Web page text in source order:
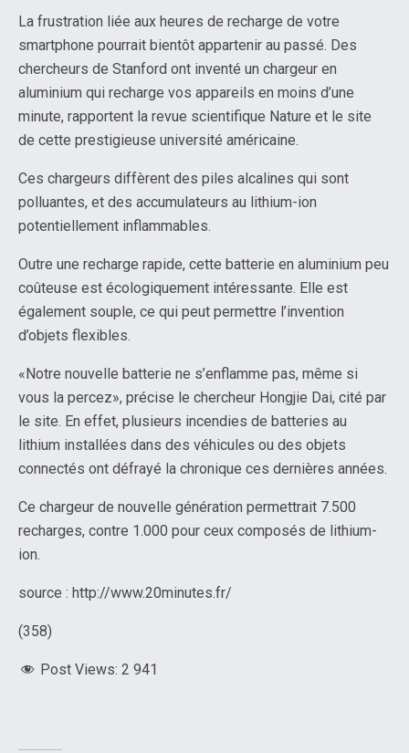
La frustration liée aux heures de recharge de votre
smartphone pourrait bientôt appartenir au passé. Des
chercheurs de Stanford ont inventé un chargeur en
aluminium qui recharge vos appareils en moins d’une
minute, rapportent la revue scientifique Nature et le site
de cette prestigieuse université américaine.
Ces chargeurs diffèrent des piles alcalines qui sont
polluantes, et des accumulateurs au lithium-ion
potentiellement inflammables.
Outre une recharge rapide, cette batterie en aluminium peu
coûteuse est écologiquement intéressante. Elle est
également souple, ce qui peut permettre l’invention
d’objets flexibles.
«Notre nouvelle batterie ne s’enflamme pas, même si
vous la percez», précise le chercheur Hongjie Dai, cité par
le site. En effet, plusieurs incendies de batteries au
lithium installées dans des véhicules ou des objets
connectés ont défrayé la chronique ces dernières années.
Ce chargeur de nouvelle génération permettrait 7.500
recharges, contre 1.000 pour ceux composés de lithium-
ion.
source : http://www.20minutes.fr/
(358)
Post Views: 2 941